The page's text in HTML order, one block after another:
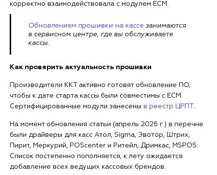
корректно взаимодействовала с модулем ЕСМ.
Обновлением прошивки на кассе занимаются
в сервисном центре, где вы обслуживаете
кассы.
Как проверить актуальность прошивки
Производители ККТ активно готовят обновление ПО,
чтобы к дате старта кассы были совместимы с ЕСМ.
Сертифицированные модули занесены в реестр ЦРПТ .
На момент обновления статьи (апрель 2026 г.) в перечне
были драйверы для касс Атол, Sigma, Эвотор, Штрих,
Пирит, Меркурий, POScenter и Ритейл, Дримкас, MSPOS.
Список постепенно пополняется, к лету ожидается
добавление всех ведущих кассовых брендов.